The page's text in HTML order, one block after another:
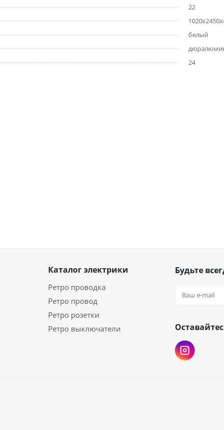
22
белый
24
Каталог электрики
Ретро проводка
Ретро провод
Ретро розетки
Ретро выключатели
Будьте